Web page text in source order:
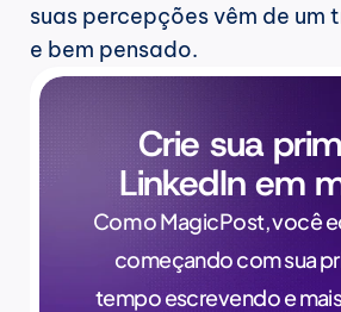
suas percepções vêm de um
e bem pensado.
Crie sua
LinkedIn em
Com o MagicPost, você
começando com sua
tempo escrevendo e